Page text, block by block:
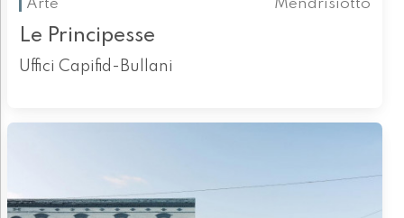
Arte
Mendrisiotto
Le Principesse
Uffici Capifid-Bullani